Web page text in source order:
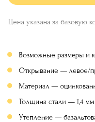
Цена указана за базовую
Возможные размеры и
Открывание — левое/
Материал —
Толщина стали — 1,4 мм
Утепление —